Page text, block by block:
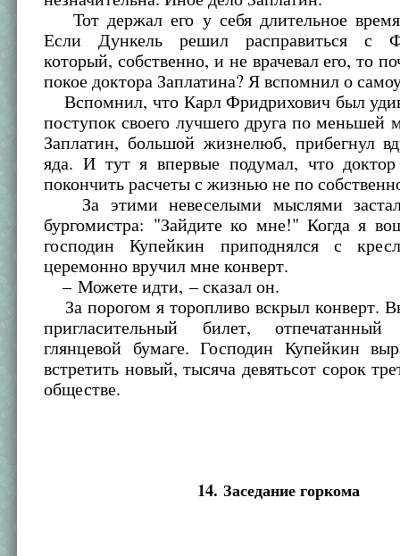
Тот держал его у себя длительное
Если Дункель решил расправиться с
который, собственно, и не врачевал его, то
покое доктора Заплатина? Я вспомнил о
Вспомнил, что Карл Фридрихович был
поступок своего лучшего друга по меньшей
Заплатин, большой жизнелюб, прибегнул
яда. И тут я впервые подумал, что
покончить расчеты с жизнью не по
За этими невеселыми мыслями
бургомистра: "Зайдите ко мне!" Когда я
господин Купейкин приподнялся с
церемонно вручил мне конверт.
– Можете идти, – сказал он.
За порогом я торопливо вскрыл конверт.
пригласительный билет,
глянцевой бумаге. Господин Купейкин
встретить новый, тысяча девятьсот сорок
обществе.
14. Заседание горкома